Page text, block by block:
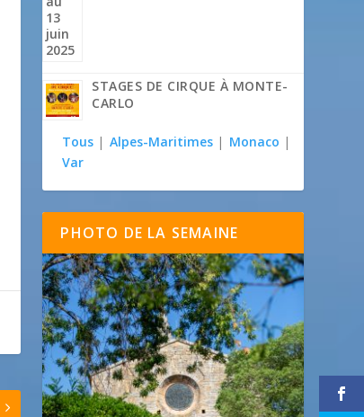
STAGES DE CIRQUE À MONTE-
CARLO
Tous | Alpes-Maritimes | Monaco |
Var
PHOTO DE LA SEMAINE